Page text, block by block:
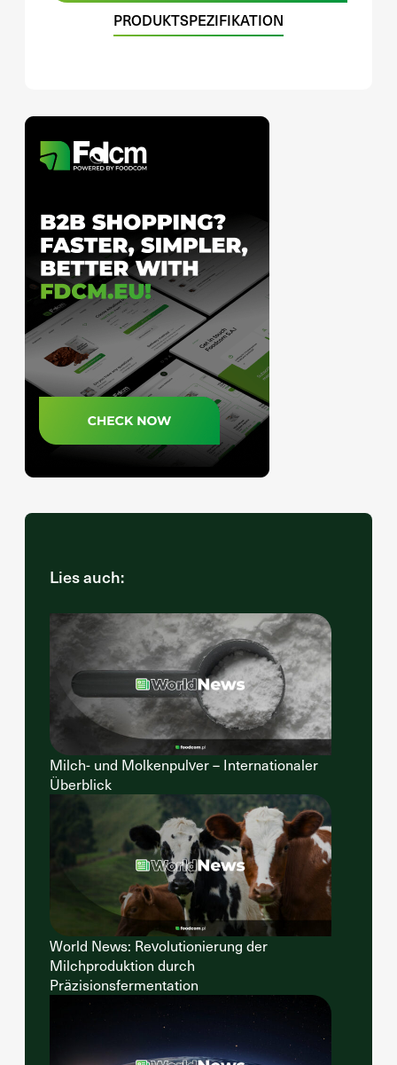
PRODUKTSPEZIFIKATION
Lies auch:
Milch- und Molkenpulver – Internationaler
Überblick
World News: Revolutionierung der
Milchproduktion durch
Präzisionsfermentation